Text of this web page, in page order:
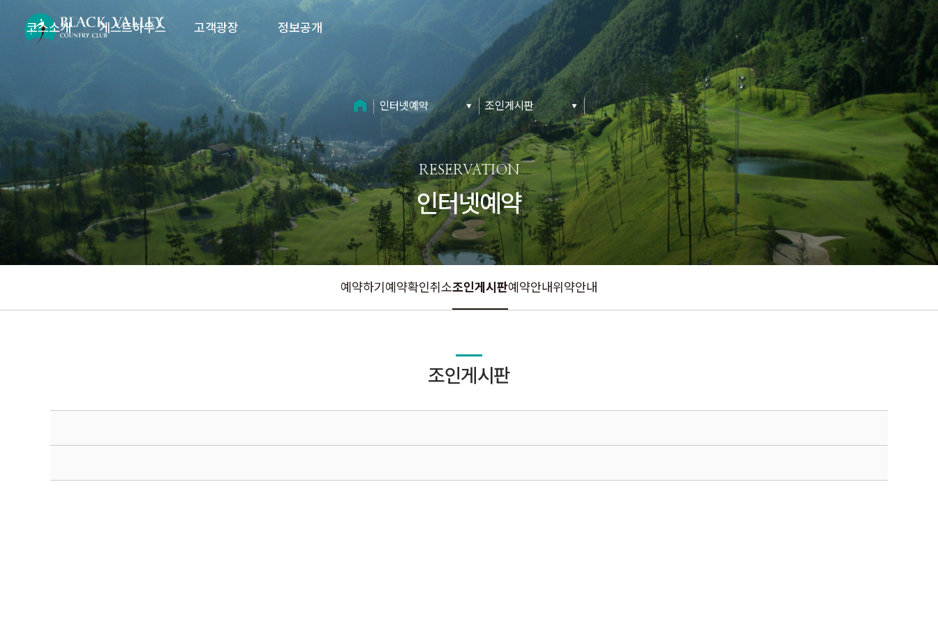
코스소개 게스트하우스 고객광장 정보공개
인터넷예약 조인게시판
RESERVATION
인터넷예약
예약하기 예약확인취소조인게시판예약안내위약안내
조인게시판